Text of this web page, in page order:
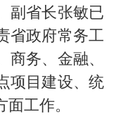
副省长张敏已
省政府常务工
务、金融、
项目建设、统
工作。